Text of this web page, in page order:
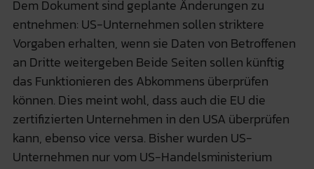
Dem Dokument sind geplante Änderungen zu
entnehmen: US-Unternehmen sollen striktere
Vorgaben erhalten, wenn sie Daten von Betroffenen
an Dritte weitergeben Beide Seiten sollen künftig
das Funktionieren des Abkommens überprüfen
können. Dies meint wohl, dass auch die EU die
zertifizierten Unternehmen in den USA überprüfen
kann, ebenso vice versa. Bisher wurden US-
Unternehmen nur vom US-Handelsministerium